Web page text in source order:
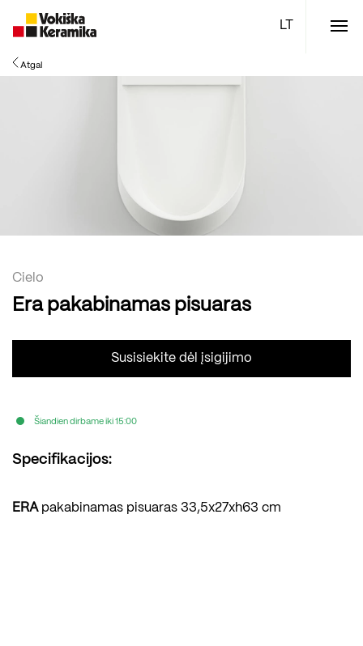
Atgal
Cielo
Era pakabinamas pisuaras
Susisiekite dėl įsigijimo
Šiandien dirbame iki 15:00
Specifikacijos:
ERApakabinamas pisuaras 33,5x27xh63 cm
Meniu
Plytelės
Specialūs pasiūlymai